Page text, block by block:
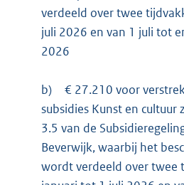
verdeeld over twee
juli 2026 en van 1 juli tot
2026
b)
€ 27.210 voor
subsidies Kunst en cultuur
3.5 van de
Beverwijk, waarbij het
wordt verdeeld over twee